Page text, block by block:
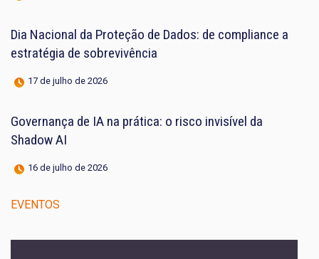
Dia Nacional da Proteção de Dados: de compliance a
estratégia de sobrevivência
17 de julho de 2026
Governança de IA na prática: o risco invisível da
Shadow AI
16 de julho de 2026
EVENTOS